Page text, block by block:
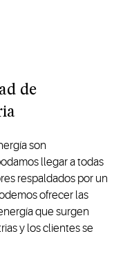
de
son
llegar a todas
respaldados por un
ofrecer las
que surgen
y los clientes se